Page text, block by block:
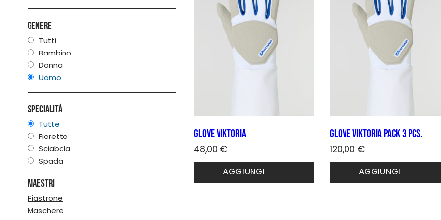
Genere
Tutti
Bambino
Donna
Uomo
Specialità
Tutte
Fioretto
Sciabola
Spada
Maestri
Piastrone
Maschere
possono
Glove VIKTORIA
48,00 €
AGGIUNGI
Questo
prodotto
ha
Glove VIKTORIA PACK 3 pcs.
120,00 €
AGGIUNGI
Questo
prodotto
ha